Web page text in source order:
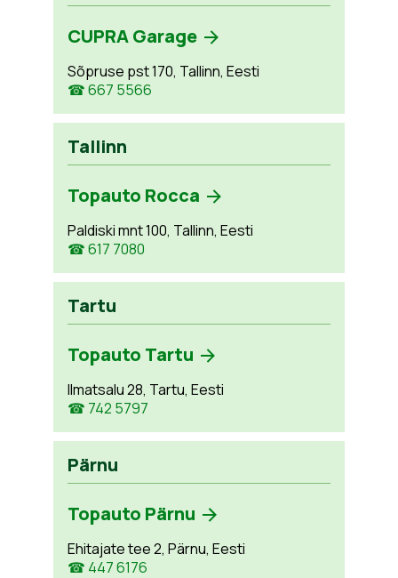
CUPRA Garage
Sõpruse pst 170, Tallinn, Eesti
☎ 667 5566
Tallinn
Topauto Rocca
Paldiski mnt 100, Tallinn, Eesti
☎ 617 7080
Tartu
Topauto Tartu
Ilmatsalu 28, Tartu, Eesti
☎ 742 5797
Pärnu
Topauto Pärnu
Ehitajate tee 2, Pärnu, Eesti
☎ 447 6176